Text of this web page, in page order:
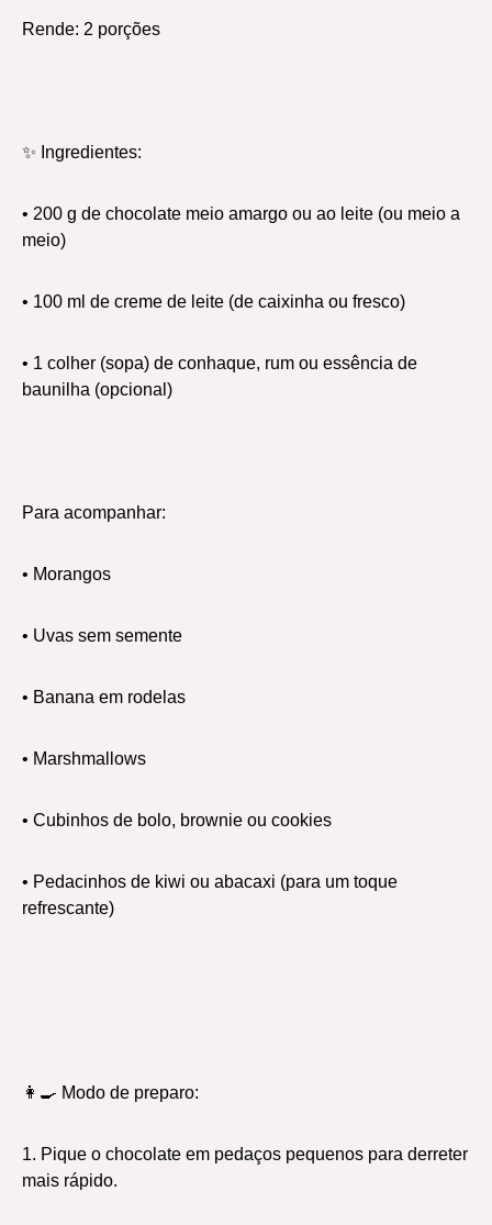
Rende: 2 porções
✨ Ingredientes:
• 200 g de chocolate meio amargo ou ao leite (ou meio a
meio)
• 100 ml de creme de leite (de caixinha ou fresco)
• 1 colher (sopa) de conhaque, rum ou essência de
baunilha (opcional)
Para acompanhar:
• Morangos
• Uvas sem semente
• Banana em rodelas
• Marshmallows
• Cubinhos de bolo, brownie ou cookies
• Pedacinhos de kiwi ou abacaxi (para um toque
refrescante)
👩‍🍳 Modo de preparo:
1. Pique o chocolate em pedaços pequenos para derreter
mais rápido.